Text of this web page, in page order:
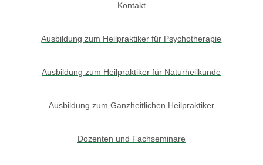
Kontakt
Ausbildung zum Heilpraktiker für Psychotherapie
Ausbildung zum Heilpraktiker für Naturheilkunde
Ausbildung zum Ganzheitlichen Heilpraktiker
Dozenten und Fachseminare